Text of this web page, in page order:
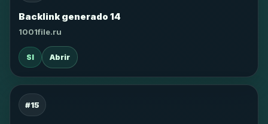
Backlink generado 14
1001file.ru
SI Abrir
#15